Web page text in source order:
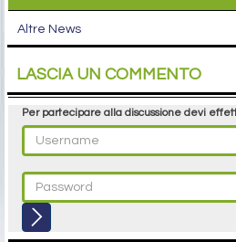
Altre News
LASCIA UN COMMENTO
Per partecipare alla discussione devi